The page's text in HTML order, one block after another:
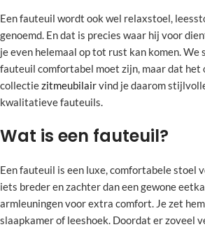
Een fauteuil wordt ook wel relaxstoel,
genoemd. En dat is precies waar hij voor
je even helemaal op tot rust kan komen. We
fauteuil comfortabel moet zijn, maar dat het
collectiezitmeubilairvind je daarom
kwalitatieve fauteuils.
Wat is een fauteuil?
Een fauteuil is een luxe, comfortabele stoel
iets breder en zachter dan een gewone
armleuningen voor extra comfort. Je zet
slaapkamer of leeshoek. Doordat er zoveel